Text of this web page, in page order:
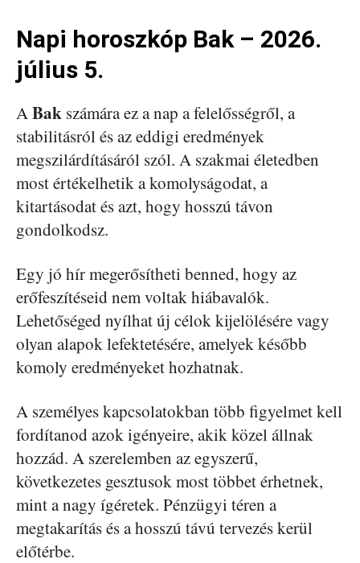
Napi horoszkóp Bak – 2026.
július 5.
ABak számára ez a nap a felelősségről, a
stabilitásról és az eddigi eredmények
megszilárdításáról szól. A szakmai életedben
most értékelhetik a komolyságodat, a
kitartásodat és azt, hogy hosszú távon
gondolkodsz.
Egy jó hír megerősítheti benned, hogy az
erőfeszítéseid nem voltak hiábavalók.
Lehetőséged nyílhat új célok kijelölésére vagy
olyan alapok lefektetésére, amelyek később
komoly eredményeket hozhatnak.
A személyes kapcsolatokban több figyelmet kell
fordítanod azok igényeire, akik közel állnak
hozzád. A szerelemben az egyszerű,
következetes gesztusok most többet érhetnek,
mint a nagy ígéretek. Pénzügyi téren a
megtakarítás és a hosszú távú tervezés kerül
előtérbe.